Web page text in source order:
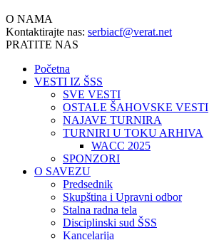
O NAMA
Kontaktirajte nas: serbiacf@verat.net
PRATITE NAS
Početna
VESTI IZ ŠSS
SVE VESTI
OSTALE ŠAHOVSKE VESTI
NAJAVE TURNIRA
TURNIRI U TOKU ARHIVA
WACC 2025
SPONZORI
O SAVEZU
Predsednik
Skupština i Upravni odbor
Stalna radna tela
Disciplinski sud ŠSS
Kancelarija